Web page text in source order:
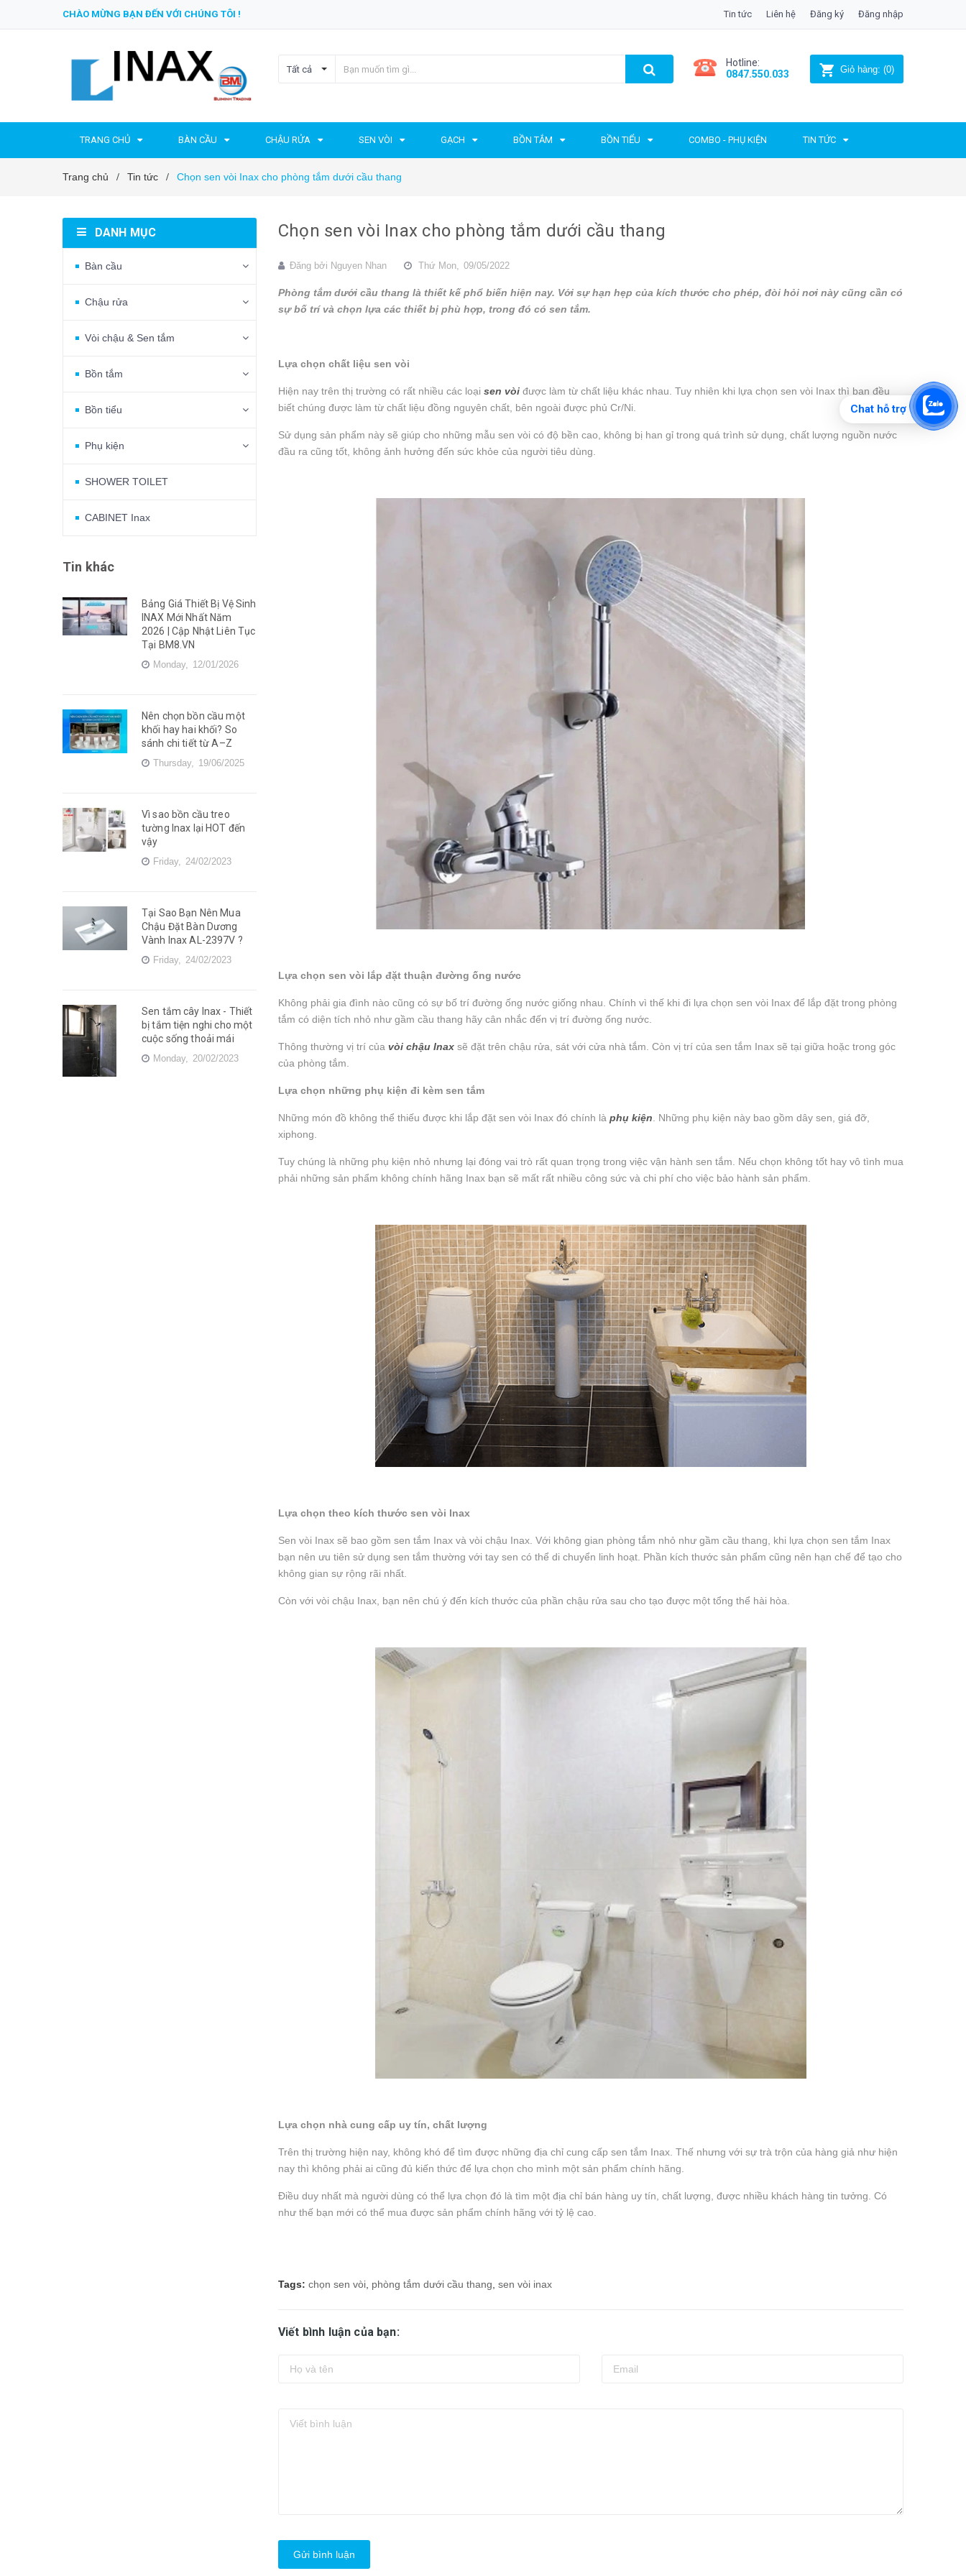
CHÀO MỪNG BẠN ĐẾN VỚI CHÚNG TÔI ! Tin tức Liên hệ Đăng ký Đăng nhập
Tất cả
Hotline:
0847.550.033
Giỏ hàng: (0)
TRANG CHỦ BÀN CẦU CHẬU RỬA SEN VÒI GẠCH BỒN TẮM BỒN TIỂU COMBO - PHỤ KIỆN TIN TỨC
Trang chủ / Tin tức / Chọn sen vòi Inax cho phòng tắm dưới cầu thang
Chọn sen vòi Inax cho phòng tắm dưới cầu thang
Đăng bởi Nguyen Nhan Thứ Mon, 09/05/2022
Phòng tắm dưới cầu thang là thiết kế phổ biến hiện nay. Với sự hạn hẹp của kích thước cho phép, đòi hỏi nơi này cũng cần có
sự bố trí và chọn lựa các thiết bị phù hợp, trong đó có sen tắm.
Lựa chọn chất liệu sen vòi
Hiện nay trên thị trường có rất nhiều các loại sen vòi được làm từ chất liệu khác nhau. Tuy nhiên khi lựa chọn sen vòi Inax thì bạn đều
biết chúng được làm từ chất liệu đồng nguyên chất, bên ngoài được phủ Cr/Ni.
Sử dụng sản phẩm này sẽ giúp cho những mẫu sen vòi có độ bền cao, không bị han gỉ trong quá trình sử dụng, chất lượng nguồn nước
đầu ra cũng tốt, không ảnh hưởng đến sức khỏe của người tiêu dùng.
Lựa chọn sen vòi lắp đặt thuận đường ống nước
Không phải gia đình nào cũng có sự bố trí đường ống nước giống nhau. Chính vì thế khi đi lựa chọn sen vòi Inax để lắp đặt trong phòng
tắm có diện tích nhỏ như gầm cầu thang hãy cân nhắc đến vị trí đường ống nước.
Thông thường vị trí của vòi chậu Inax sẽ đặt trên chậu rửa, sát với cửa nhà tắm. Còn vị trí của sen tắm Inax sẽ tại giữa hoặc trong góc
của phòng tắm.
Lựa chọn những phụ kiện đi kèm sen tắm
Những món đồ không thể thiếu được khi lắp đặt sen vòi Inax đó chính là phụ kiện. Những phụ kiện này bao gồm dây sen, giá đỡ,
xiphong.
Tuy chúng là những phụ kiện nhỏ nhưng lại đóng vai trò rất quan trọng trong việc vận hành sen tắm. Nếu chọn không tốt hay vô tình mua
phải những sản phẩm không chính hãng Inax bạn sẽ mất rất nhiều công sức và chi phí cho việc bảo hành sản phẩm.
Lựa chọn theo kích thước sen vòi Inax
Sen vòi Inax sẽ bao gồm sen tắm Inax và vòi chậu Inax. Với không gian phòng tắm nhỏ như gầm cầu thang, khi lựa chọn sen tắm Inax
bạn nên ưu tiên sử dụng sen tắm thường với tay sen có thể di chuyển linh hoạt. Phần kích thước sản phẩm cũng nên hạn chế để tạo cho
không gian sự rộng rãi nhất.
Còn với vòi chậu Inax, bạn nên chú ý đến kích thước của phần chậu rửa sau cho tạo được một tổng thể hài hòa.
Lựa chọn nhà cung cấp uy tín, chất lượng
Trên thị trường hiện nay, không khó để tìm được những địa chỉ cung cấp sen tắm Inax. Thế nhưng với sự trà trộn của hàng giả như hiện
nay thì không phải ai cũng đủ kiến thức để lựa chọn cho mình một sản phẩm chính hãng.
Điều duy nhất mà người dùng có thể lựa chọn đó là tìm một địa chỉ bán hàng uy tín, chất lượng, được nhiều khách hàng tin tưởng. Có
như thế bạn mới có thể mua được sản phẩm chính hãng với tỷ lệ cao.
Tags: chọn sen vòi, phòng tắm dưới cầu thang, sen vòi inax
Viết bình luận của bạn:
Gửi bình luận
DANH MỤC
Bàn cầu
Chậu rửa
Vòi chậu & Sen tắm
Bồn tắm
Bồn tiểu
Phụ kiện
SHOWER TOILET
CABINET Inax
Tin khác
Bảng Giá Thiết Bị Vệ Sinh
INAX Mới Nhất Năm
2026 | Cập Nhật Liên Tục
Tại BM8.VN
Monday, 12/01/2026
Nên chọn bồn cầu một
khối hay hai khối? So
sánh chi tiết từ A–Z
Thursday, 19/06/2025
Vì sao bồn cầu treo
tường Inax lại HOT đến
vậy
Friday, 24/02/2023
Tại Sao Bạn Nên Mua
Chậu Đặt Bàn Dương
Vành Inax AL-2397V ?
Friday, 24/02/2023
Sen tắm cây Inax - Thiết
bị tắm tiện nghi cho một
cuộc sống thoải mái
Monday, 20/02/2023
Chat hỗ trợ